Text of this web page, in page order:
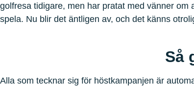
golfresa tidigare, men har pratat med vänner om
spela. Nu blir det äntligen av, och det känns
Så
Alla som tecknar sig för höstkampanjen är